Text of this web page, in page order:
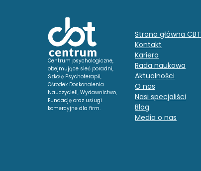
Centrum psychologiczne,
obejmujące sieć poradni,
Szkołę Psychoterapii,
Ośrodek Doskonalenia
Nauczycieli, Wydawnictwo,
Fundację oraz usługi
komercyjne dla firm.
Strona główna CBT
Kontakt
Kariera
Rada naukowa
Aktualności
O nas
Nasi specjaliści
Blog
Media o nas